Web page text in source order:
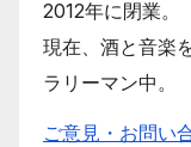
2012年に閉業。
現在、酒と音楽
ラリーマン中。
ご意見・お問い